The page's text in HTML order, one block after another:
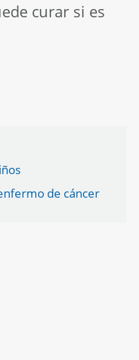
curar si es
de cáncer